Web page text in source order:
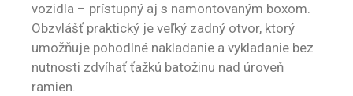
vozidla – prístupný aj s namontovaným boxom.
Obzvlášť praktický je veľký zadný otvor, ktorý
umožňuje pohodlné nakladanie a vykladanie bez
nutnosti zdvíhať ťažkú batožinu nad úroveň
ramien.